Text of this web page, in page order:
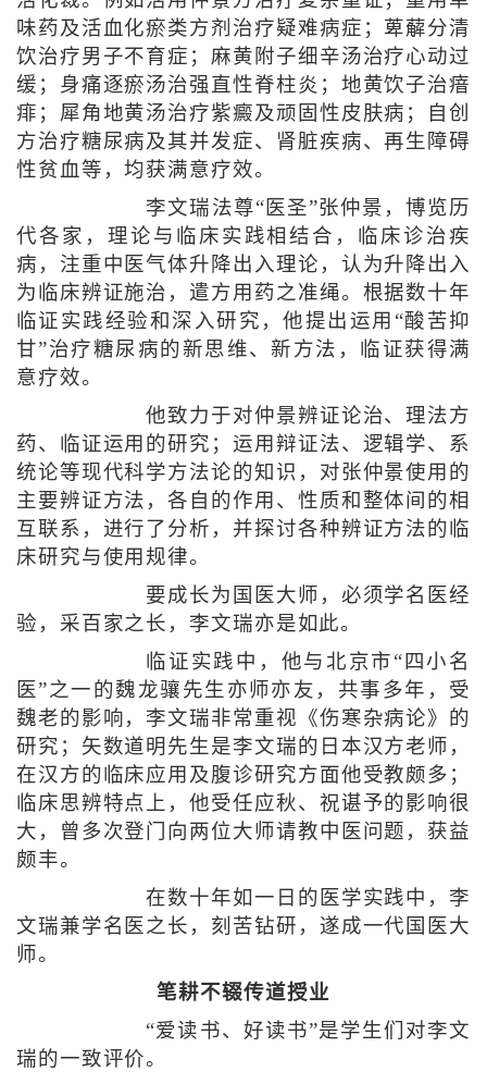
味药及活血化瘀类方剂治疗疑难病症；萆薢分清
饮治疗男子不育症；麻黄附子细辛汤治疗心动过
缓；身痛逐瘀汤治强直性脊柱炎；地黄饮子治瘖
痱；犀角地黄汤治疗紫癜及顽固性皮肤病；自创
方治疗糖尿病及其并发症、肾脏疾病、再生障碍
性贫血等，均获满意疗效。
李文瑞法尊“医圣”张仲景，博览历
代各家，理论与临床实践相结合，临床诊治疾
病，注重中医气体升降出入理论，认为升降出入
为临床辨证施治，遣方用药之准绳。根据数十年
临证实践经验和深入研究，他提出运用“酸苦抑
甘”治疗糖尿病的新思维、新方法，临证获得满
意疗效。
他致力于对仲景辨证论治、理法方
药、临证运用的研究；运用辩证法、逻辑学、系
统论等现代科学方法论的知识，对张仲景使用的
主要辨证方法，各自的作用、性质和整体间的相
互联系，进行了分析，并探讨各种辨证方法的临
床研究与使用规律。
要成长为国医大师，必须学名医经
验，采百家之长，李文瑞亦是如此。
临证实践中，他与北京市“四小名
医”之一的魏龙骧先生亦师亦友，共事多年，受
魏老的影响，李文瑞非常重视《伤寒杂病论》的
研究；矢数道明先生是李文瑞的日本汉方老师，
在汉方的临床应用及腹诊研究方面他受教颇多；
临床思辨特点上，他受任应秋、祝谌予的影响很
大，曾多次登门向两位大师请教中医问题，获益
颇丰。
在数十年如一日的医学实践中，李
文瑞兼学名医之长，刻苦钻研，遂成一代国医大
师。
笔耕不辍传道授业
“爱读书、好读书”是学生们对李文
瑞的一致评价。